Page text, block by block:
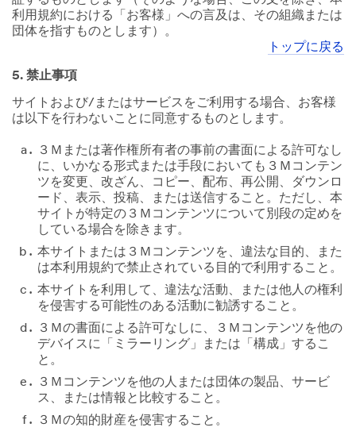
利用規約における「お客様」への言及は、その組織または
団体を指すものとします）。
トップに戻る
5. 禁止事項
サイトおよび/またはサービスをご利用する場合、お客様
は以下を行わないことに同意するものとします。
３Ｍまたは著作権所有者の事前の書面による許可なし
に、いかなる形式または手段においても３Ｍコンテン
ツを変更、改ざん、コピー、配布、再公開、ダウンロ
ード、表示、投稿、または送信すること。ただし、本
サイトが特定の３Ｍコンテンツについて別段の定めを
している場合を除きます。
本サイトまたは３Ｍコンテンツを、違法な目的、また
は本利用規約で禁止されている目的で利用すること。
本サイトを利用して、違法な活動、または他人の権利
を侵害する可能性のある活動に勧誘すること。
３Ｍの書面による許可なしに、３Ｍコンテンツを他の
デバイスに「ミラーリング」または「構成」するこ
と。
３Ｍコンテンツを他の人または団体の製品、サービ
ス、または情報と比較すること。
３Ｍの知的財産を侵害すること。